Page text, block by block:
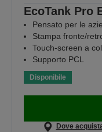
EcoTank Pro
Pensato per le
Stampa fronte/
Touch-screen a
Supporto PCL
Disponibile
Dove